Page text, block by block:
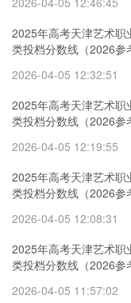
2025年高考天津艺术职
类投档分数线（2026参
2026-04-05 12:32:51
2025年高考天津艺术职
类投档分数线（2026参
2026-04-05 12:19:55
2025年高考天津艺术职
类投档分数线（2026参
2026-04-05 12:08:31
2025年高考天津艺术职
类投档分数线（2026参
2026-04-05 11:57:02